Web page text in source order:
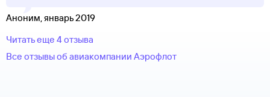
Аноним, январь 2019
Читать еще 4 отзыва
Все отзывы об авиакомпании Аэрофлот